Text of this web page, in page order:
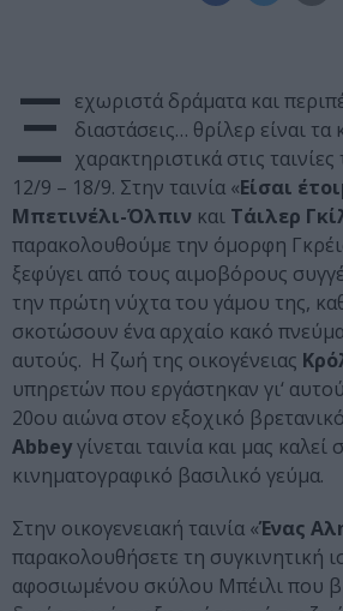
Ξ εχωριστά δράματα και
διαστάσεις… θρίλερ είναι τα
χαρακτηριστικά στις
12/9 – 18/9. Στην ταινία «Είσαι
Μπετινέλι-Όλπιν και Τάιλερ
παρακολουθούμε την όμορφη
ξεφύγει από τους αιμοβόρους
την πρώτη νύχτα του γάμου της,
σκοτώσουν ένα αρχαίο κακό πνεύμα
αυτούς. H ζωή της οικογένειας
υπηρετών που εργάστηκαν γι‘
20ου αιώνα στον εξοχικό
Abbeyγίνεται ταινία και μας καλεί
κινηματογραφικό βασιλικό γεύμα.
Στην οικογενειακή ταινία «Ένας
παρακολουθήσετε τη συγκινητική
αφοσιωμένου σκύλου Μπέιλι που